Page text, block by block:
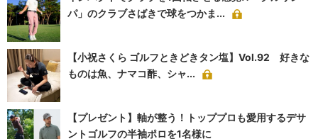
パ」のクラブさばきで球をつかま...
【小祝さくら ゴルフときどきタン塩】Vol.92 好きな
ものは魚、ナマコ酢、シャ...
【プレゼント】軸が整う！トッププロも愛用するデサ
ントゴルフの半袖ポロを1名様に